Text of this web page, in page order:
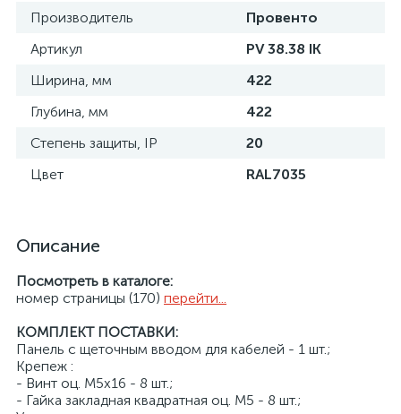
Производитель
Провенто
Артикул
PV 38.38 IK
Ширина, мм
422
Глубина, мм
422
Степень защиты, IP
20
Цвет
RAL7035
Описание
Посмотреть в каталоге:
номер страницы (170) перейти...
КОМПЛЕКТ ПОСТАВКИ:
Панель с щеточным вводом для кабелей - 1 шт.;
Крепеж :
- Винт оц. М5х16 - 8 шт.;
- Гайка закладная квадратная оц. М5 - 8 шт.;